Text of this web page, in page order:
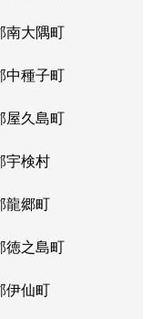
南大隅町
中種子町
屋久島町
宇検村
龍郷町
徳之島町
伊仙町